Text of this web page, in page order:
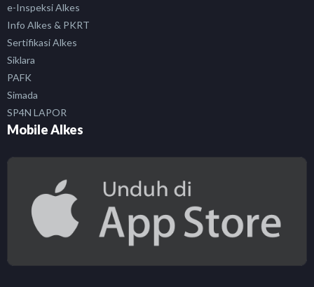
e-Inspeksi Alkes
Info Alkes & PKRT
Sertifikasi Alkes
Siklara
PAFK
Simada
SP4N LAPOR
Mobile Alkes